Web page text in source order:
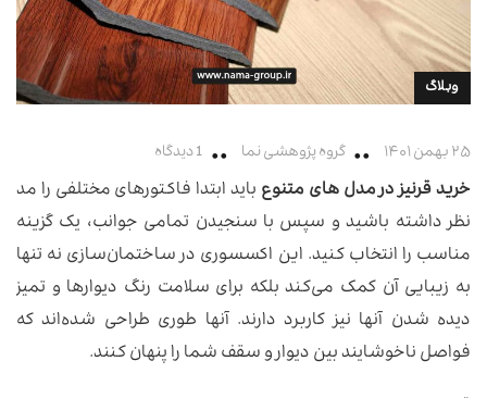
وبلاگ
۲۵ بهمن ۱۴۰۱ گروه پژوهشی نما 1 دیدگاه
خرید قرنیز در مدل های متنوع باید ابتدا فاکتورهای مختلفی را مد
نظر داشته باشید و سپس با سنجیدن تمامی جوانب، یک گزینه
مناسب را انتخاب کنید. این اکسسوری در ساختمان‌سازی نه تنها
به زیبایی آن کمک می‌کند بلکه برای سلامت رنگ دیوارها و تمیز
دیده شدن آنها نیز کاربرد دارند. آنها طوری طراحی شده‌اند که
فواصل ناخوشایند بین دیوار و سقف شما را پنهان کنند.